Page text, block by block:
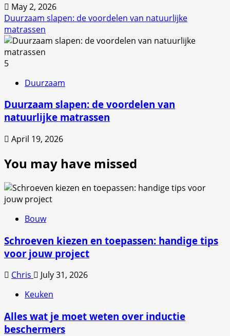
May 2, 2026
Duurzaam slapen: de voordelen van natuurlijke
matrassen
5
Duurzaam
Duurzaam slapen: de voordelen van
natuurlijke matrassen
April 19, 2026
You may have missed
Bouw
Schroeven kiezen en toepassen: handige tips
voor jouw project
Chris
July 31, 2026
Keuken
Alles wat je moet weten over inductie
beschermers